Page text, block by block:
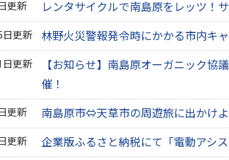
更新 レンタサイクルで南島原をレッツ！
更新 林野火災警報発令時にかかる市内キ
更新
【お知らせ】南島原オーガニック協
催！
更新 南島原市⇔天草市の周遊旅に出かけよ
更新 企業版ふるさと納税にて「電動アシ